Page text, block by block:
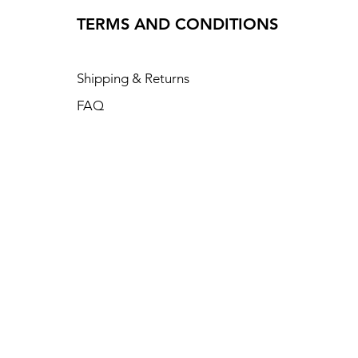
TERMS AND CONDITIONS
Shipping & Returns
FAQ